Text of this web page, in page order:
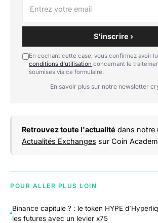
S'inscrire ›
En cochant cette case, vous confirmez avoir
conditions d'utilisation concernant le
soumises via ce formulaire.
En savoir plus sur notre newsletter
Retrouvez toute l'actualité dans notre
Actualités Exchanges sur Coin
POUR ALLER PLUS LOIN
Binance capitule ? : le token HYPE
les futures avec un levier x75